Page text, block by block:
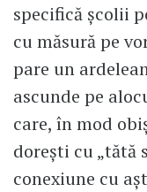
specifică școlii
cu măsură pe
pare un
ascunde pe
care, în mod
dorești cu „tătă
conexiune cu